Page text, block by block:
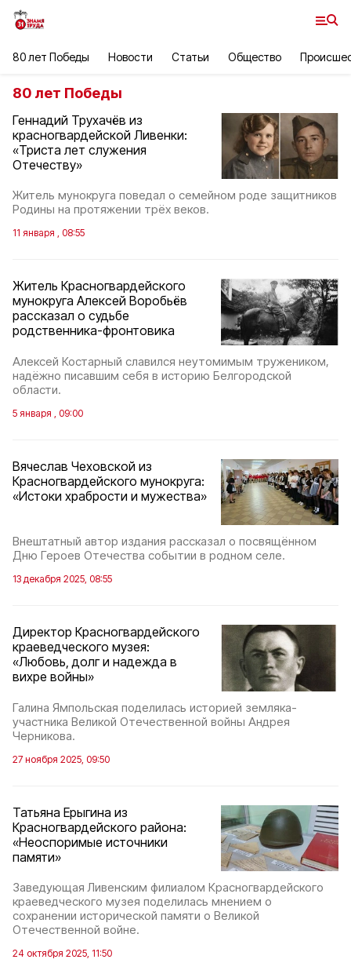
80 лет Победы Новости Статьи Общество
80 лет Победы
Геннадий Трухачёв из
красногвардейской Ливенки:
«Триста лет служения
Отечеству»
Житель мунокруга поведал о семейном роде защитников
Родины на протяжении трёх веков.
11 января , 08:55
Житель Красногвардейского
мунокруга Алексей Воробьёв
рассказал о судьбе
родственника-фронтовика
Алексей Костарный славился неутомимым тружеником,
надёжно писавшим себя в историю Белгородской
области.
5 января , 09:00
Вячеслав Чеховской из
Красногвардейского мунокруга:
«Истоки храбрости и мужества»
Внештатный автор издания рассказал о посвящённом
Дню Героев Отечества событии в родном селе.
13 декабря 2025, 08:55
Директор Красногвардейского
краеведческого музея:
«Любовь, долг и надежда в
вихре войны»
Галина Ямпольская поделилась историей земляка-
участника Великой Отечественной войны Андрея
Черникова.
27 ноября 2025, 09:50
Татьяна Ерыгина из
Красногвардейского района:
«Неоспоримые источники
памяти»
Заведующая Ливенским филиалом Красногвардейского
краеведческого музея поделилась мнением о
сохранении исторической памяти о Великой
Отечественной войне.
24 октября 2025, 11:50